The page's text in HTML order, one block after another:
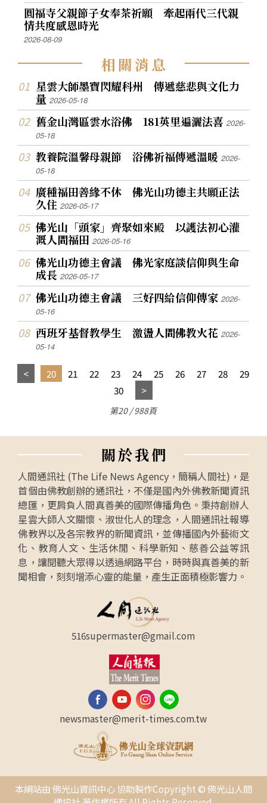
圓福寺父親節子女奉茶祈願 牽起兩代三代親
情共度感恩時光
2026-08-09
相關消息
星雲大師墨寶閃耀科州 傳遞慈悲與文化力
量2026-05-18
舊金山灣區雲水浴佛 181英里遍灑法喜2026-
05-18
教養院溫馨母親節 浴佛祈福傳遞溫暖2026-
05-18
廣種福田善緣不休 佛光山功德主共願正法
久住2026-05-17
佛光山「頭家」齊聚如來殿 以護法初心灌
溉人間福田2026-05-16
佛光山功德主會議 佛光家庭談信仰與生命
成長2026-05-17
佛光山功德主會議 三好四給信仰傳家2026-
05-16
西班牙基督教學生 激盪人間佛教火花2026-
05-14
20 21 22 23 24 25 26 27 28
29
30
第20 / 988頁
關於我們
人間通訊社 (The Life News Agency，簡稱人間社)，是
首個由佛教創辦的通訊社，不僅是國內外佛教新聞資訊
總匯，更肩負人間真善美的國際傳播角色。秉持創辦人
星雲大師人文關懷、淑世化人的理念，人間通訊社報導
佛教界以及各宗教界的新聞資訊，並傳播國內外藝術文
化、教育人文、生活休閒、科學新知、慈善公益等訊
息，讓閱聽大眾得以透過網路平台，時時與真善美的新
聞相會，刻刻增添心靈的能量，產生正面積極影響力。
516supermaster@gmail.com
newsmaster@merit-times.com.tw
本網站由 佛光山資訊中心 協助製作Copyright © 佛光山人間